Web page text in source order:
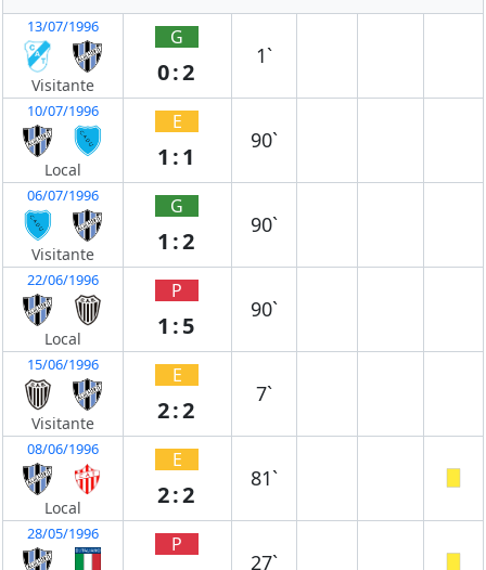
13/07/1996
Visitante
G
0:2
1`
10/07/1996
Local
E
1:1
90`
06/07/1996
Visitante
G
1:2
90`
22/06/1996
Local
P
1:5
90`
15/06/1996
Visitante
E
2:2
7`
08/06/1996
Local
E
2:2
81`
28/05/1996 P
27`